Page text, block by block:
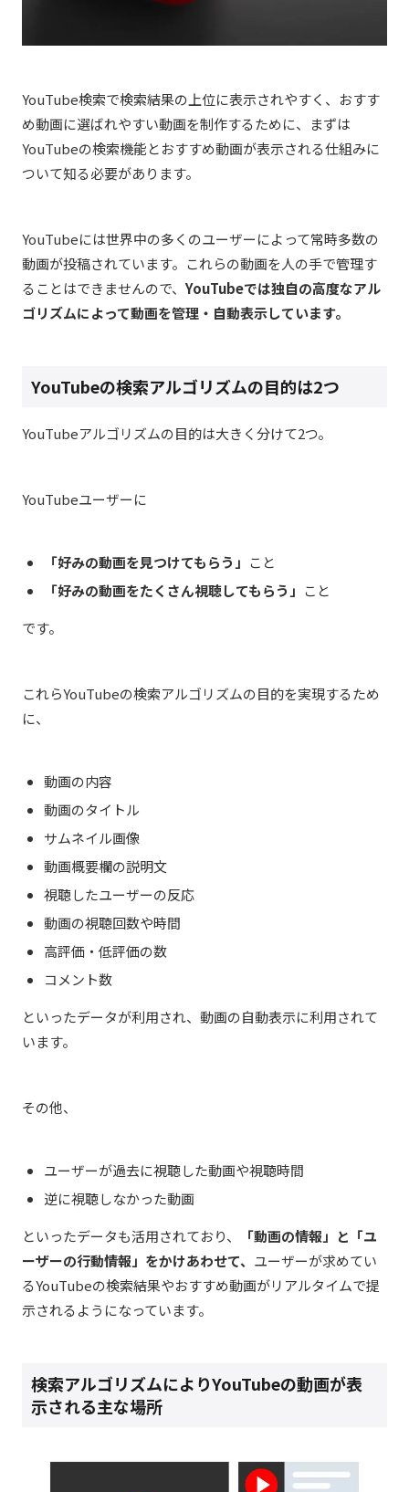
YouTube検索で検索結果の上位に表示されやすく、おすす
め動画に選ばれやすい動画を制作するために、まずは
YouTubeの検索機能とおすすめ動画が表示される仕組みに
ついて知る必要があります。
YouTubeには世界中の多くのユーザーによって常時多数の
動画が投稿されています。これらの動画を人の手で管理す
ることはできませんので、YouTubeでは独自の高度なアル
ゴリズムによって動画を管理・自動表示しています。
YouTubeの検索アルゴリズムの目的は2つ
YouTubeアルゴリズムの目的は大きく分けて2つ。
YouTubeユーザーに
「好みの動画を見つけてもらう」 こと
「好みの動画をたくさん視聴してもらう」 こと
です。
これらYouTubeの検索アルゴリズムの目的を実現するため
に、
動画の内容
動画のタイトル
サムネイル画像
動画概要欄の説明文
視聴したユーザーの反応
動画の視聴回数や時間
高評価・低評価の数
コメント数
といったデータが利用され、動画の自動表示に利用されて
います。
その他、
ユーザーが過去に視聴した動画や視聴時間
逆に視聴しなかった動画
といったデータも活用されており、
「動画の情報」と「ユ
ーザーの行動情報」をかけあわせて、 ユーザーが求めてい
るYouTubeの検索結果やおすすめ動画がリアルタイムで提
示されるようになっています。
検索アルゴリズムによりYouTubeの動画が表
示される主な場所